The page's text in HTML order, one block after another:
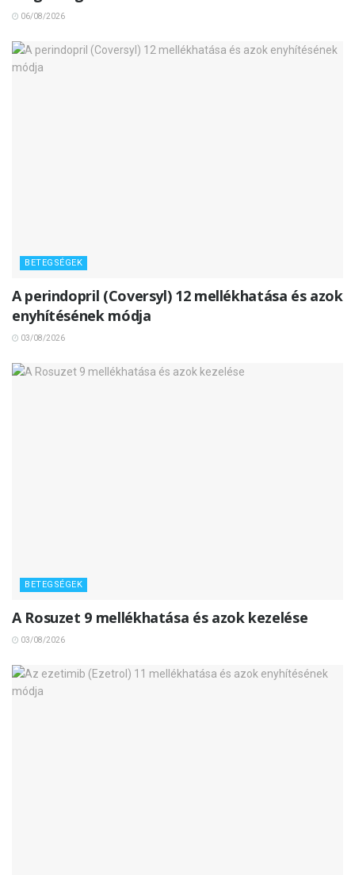
06/08/2026
BETEGSÉGEK
A perindopril (Coversyl) 12 mellékhatása és azok
enyhítésének módja
03/08/2026
BETEGSÉGEK
A Rosuzet 9 mellékhatása és azok kezelése
03/08/2026